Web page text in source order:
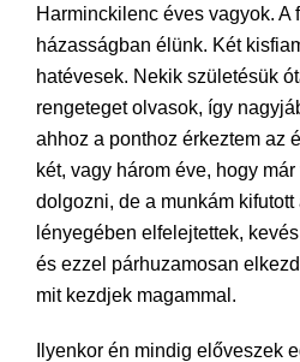
Harminckilenc éves vagyok. A
házasságban élünk. Két
hatévesek. Nekik születésük
rengeteget olvasok, így
ahhoz a ponthoz érkeztem az
két, vagy három éve, hogy
dolgozni, de a munkám
lényegében elfelejtettek,
és ezzel párhuzamosan
mit kezdjek magammal.
Ilyenkor én mindig előveszek